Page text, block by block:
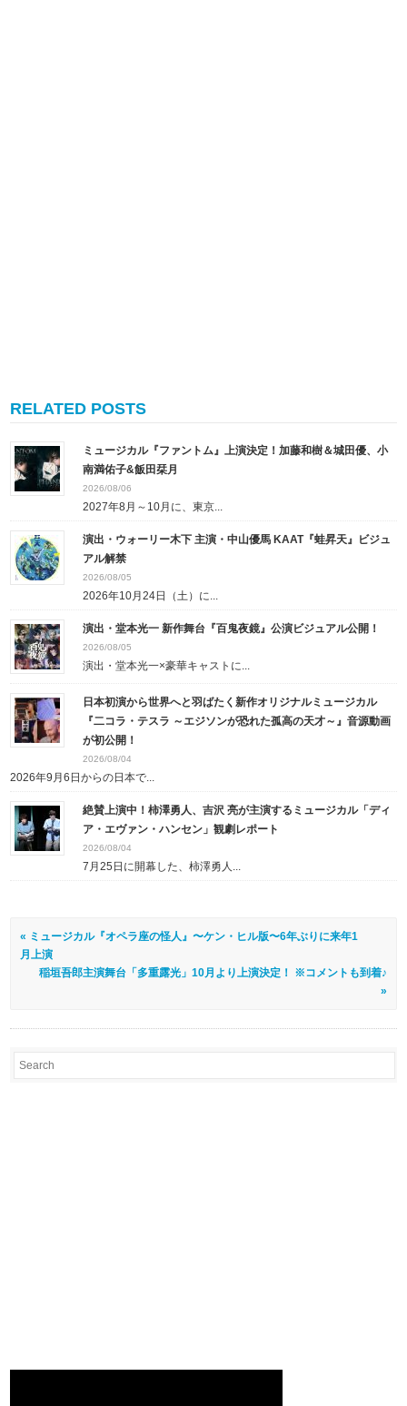
RELATED POSTS
ミュージカル『ファントム』上演決定！加藤和樹＆城田優、小
南満佑子&飯田栞月
2026/08/06
2027年8月～10月に、東京...
演出・ウォーリー木下 主演・中山優馬 KAAT『蛙昇天』ビジュ
アル解禁
2026/08/05
2026年10月24日（土）に...
演出・堂本光一 新作舞台『百鬼夜鏡』公演ビジュアル公開！
2026/08/05
演出・堂本光一×豪華キャストに...
日本初演から世界へと羽ばたく新作オリジナルミュージカル
『二コラ・テスラ ～エジソンが恐れた孤高の天才～』音源動画
が初公開！
2026/08/04
2026年9月6日からの日本で...
絶賛上演中！柿澤勇人、吉沢 亮が主演するミュージカル「ディ
ア・エヴァン・ハンセン」観劇レポート
2026/08/04
7月25日に開幕した、柿澤勇人...
« ミュージカル『オペラ座の怪人』〜ケン・ヒル版〜6年ぶりに来年1
月上演
稲垣吾郎主演舞台「多重露光」10月より上演決定！ ※コメントも到着♪
»